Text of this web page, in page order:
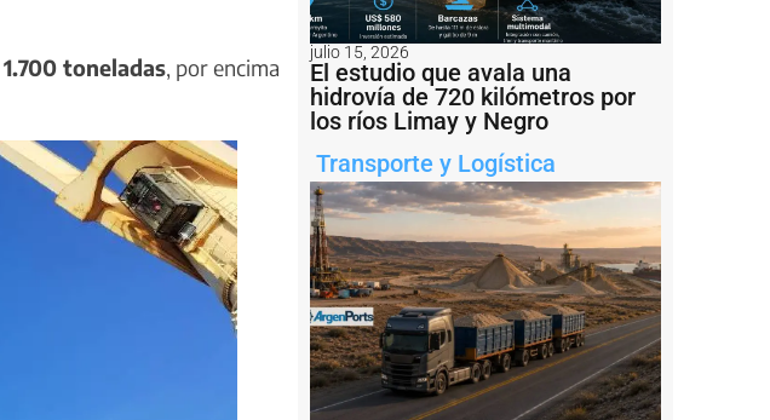
1.700 toneladas, por encima
julio 15, 2026
El estudio que avala una
hidrovía de 720 kilómetros por
los ríos Limay y Negro
Transporte y Logística